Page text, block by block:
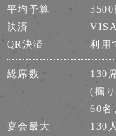
平均予算
3500
決済
QR決済
利用
総席数
130
(掘
60名
宴会最大
130人